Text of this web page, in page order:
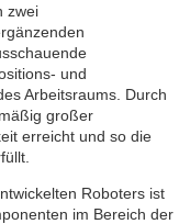
zwei
und
Arbeitsraums. Durch
großer
erreicht und so die
Roboters ist
im Bereich der